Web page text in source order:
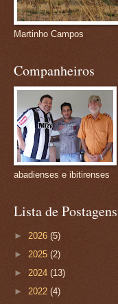
Martinho Campos
Companheiros
abadienses e ibitirenses
Lista de Postagens
► 2026 (5)
► 2025 (2)
► 2024 (13)
► 2022 (4)